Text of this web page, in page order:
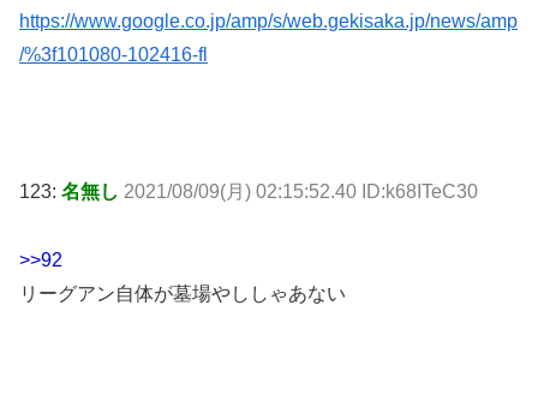
https://www.google.co.jp/amp/s/web.gekisaka.jp/news/amp
/%3f101080-102416-fl
123: 名無し 2021/08/09(月) 02:15:52.40 ID:k68ITeC30
>>92
リーグアン自体が墓場やししゃあない